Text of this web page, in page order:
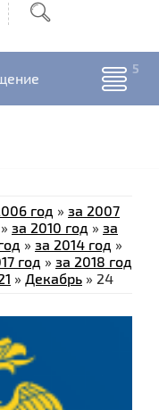
год » за 2007
» за 2010 год » за
» за 2014 год »
год » за 2018 год
» Декабрь » 24